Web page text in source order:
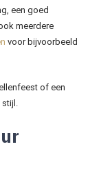
een goed
meerdere
voor bijvoorbeeld
of een
stijl.